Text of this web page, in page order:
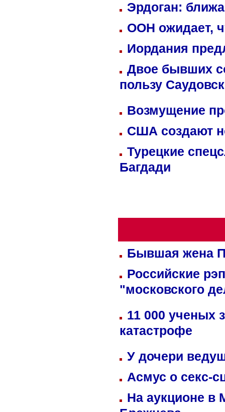
Эрдоган:
ООН ожидает,
Иордания
Двое бывших
пользу
Возмущение
США создают
Турецкие
Багдади
Бывшая жена
Российские
"московского
11 000 ученых
катастрофе
У дочери
Асмус о секс-
На аукционе в